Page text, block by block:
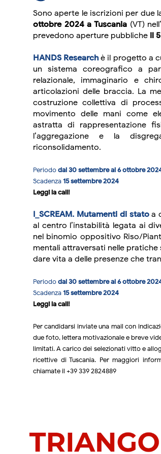
Sono aperte le iscrizioni per due
ottobre 2024 a Tuscania (VT)
prevedono aperture pubbliche il
HANDS Research è il progetto a
un sistema coreografico a
relazionale, immaginario e
articolazioni delle braccia. La
costruzione collettiva di
movimento delle mani come
astratta di rappresentazione
l’aggregazione e la
riconsolidamento.
Periododal 30 settembre al 6 ottobre
Scadenza15 settembre 2024
Leggi la call!
I_SCREAM. Mutamenti di statoa
al centro l’instabilità legata ai
nel binomio oppositivo Riso/
mentali attraversati nelle
dare vita a delle presenze che
Periododal 30 settembre al 6 ottobre
Scadenza15 settembre 2024
Leggi la call!
Per candidarsi inviate una mail con
due foto, lettera motivazionale e breve
limitati. A carico dei selezionati vitto e
ricettive di Tuscania. Per maggiori
chiamate il +39 339 2824889